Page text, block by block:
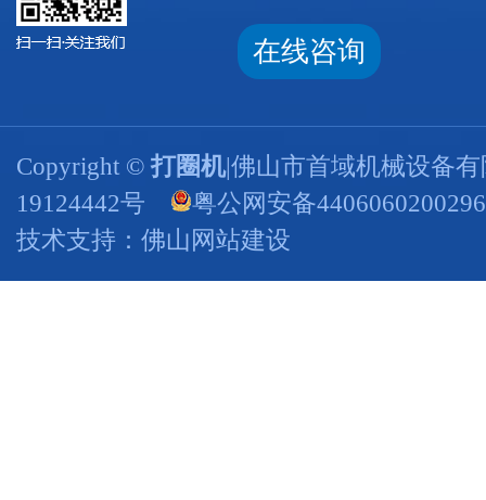
在线咨询
Copyright © 打圈机|佛山市首域机械设备
19124442号
粤公网安备
技术支持： 佛山网站建设